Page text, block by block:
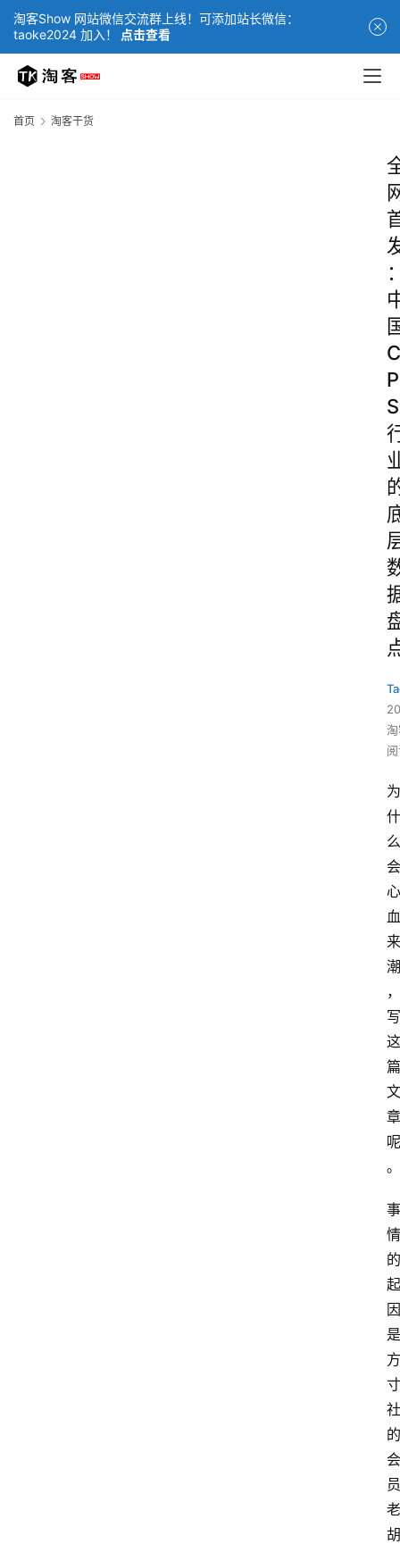
淘客Show 网站微信交流群上线！可添加站长微信：
taoke2024 加入！
点击查看
首页 淘客干货
C
P
S
为
什
么
会
心
血
来
潮
，
写
这
篇
文
章
呢
。
事
情
的
起
因
是
方
寸
社
的
会
员
老
胡